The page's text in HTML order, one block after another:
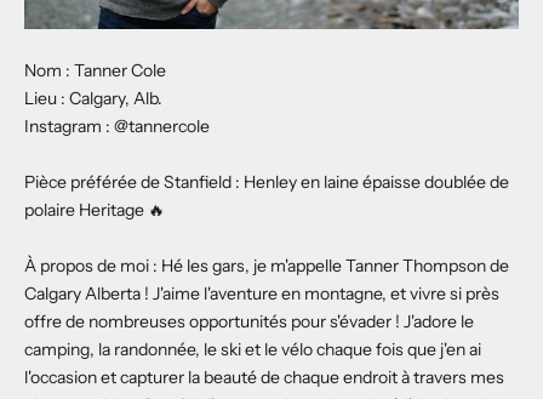
Nom : Tanner Cole
Lieu : Calgary, Alb.
Instagram : @tannercole
Pièce préférée de Stanfield : Henley en laine épaisse doublée de
polaire Heritage 🔥
À propos de moi : Hé les gars, je m'appelle Tanner Thompson de
Calgary Alberta ! J'aime l'aventure en montagne, et vivre si près
offre de nombreuses opportunités pour s'évader ! J'adore le
camping, la randonnée, le ski et le vélo chaque fois que j'en ai
l'occasion et capturer la beauté de chaque endroit à travers mes